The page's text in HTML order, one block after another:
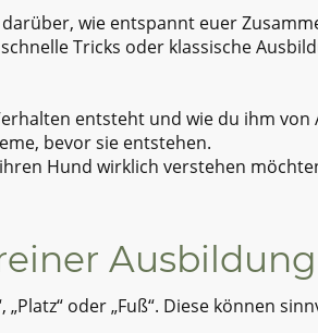
wie entspannt euer
Tricks oder klassische
entsteht und wie du ihm von
bevor sie entstehen.
Hund wirklich verstehen
Ausbildung
oder „Fuß“. Diese können